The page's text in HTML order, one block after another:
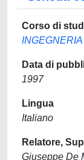
Corso di
Data di
1997
Lingua
Italiano
Relatore,
Giuseppe De